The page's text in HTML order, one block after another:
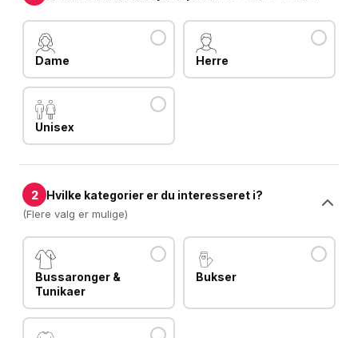
Dame Herre
Unisex
2 Hvilke kategorier er du interesseret i?
(Flere valg er mulige)
Bussaronger &
Tunikaer
Bukser